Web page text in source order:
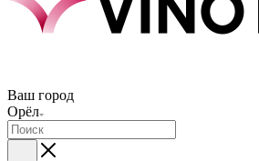
Ваш город
Орёл